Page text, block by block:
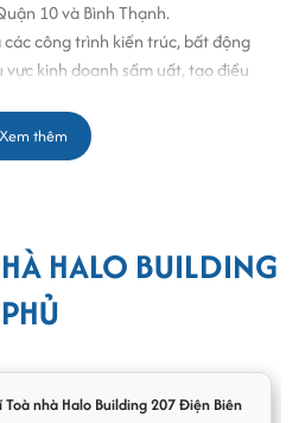
10 và Bình Thạnh.
công trình kiến trúc, bất động
kinh doanh sầm uất, tạo điều
được đánh giá cao về khả năng
tiện, chỉ mất từ 5-15 phút để
trên đường Điện Biên Phủ quận 3,
đang tìm kiếm văn phòng cho
thông thuận lợi.
Phủ thuộc phân khúc hạng C,
Xem thêm
HALO BUILDING
Toà nhà Halo Building 207 Điện Biên